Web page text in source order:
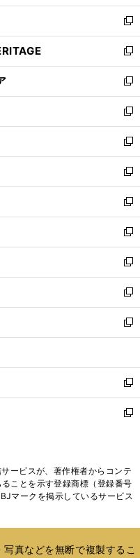
ウ
で
開
く
ン
ド
ウ
で
開
く
新
し
い
ウ
ィ
ン
ド
ウ
で
開
く
新
し
い
ウ
ィ
ン
ド
ウ
で
開
く
新
し
い
ウ
ィ
ン
ド
ウ
で
開
く
新
し
い
ウ
ィ
ン
ド
ウ
で
開
く
新
し
い
ウ
ィ
ン
ド
ウ
で
開
く
新
し
い
ウ
ィ
ン
ド
ウ
で
開
く
新
し
い
ウ
ィ
ン
ド
ウ
で
開
新
し
い
ウ
ィ
ン
ド
ウ
開
く
新
し
い
ウ
ィ
ン
ウ
で
開
く
新
し
い
ウ
ン
ド
ウ
で
新
し
ウ
ィ
ン
ド
く
新
し
い
ド
ウ
で
新
ィ
ン
ド
開
ービスが、著作権者からコンテ
ことを示す登録商標（登録番号
マークを掲示しているサービス
真などを無断で複製するこ